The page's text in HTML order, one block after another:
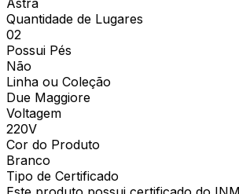
Quantidade de Lugares
02
Possui Pés
Não
Linha ou Coleção
Due Maggiore
Voltagem
220V
Cor do Produto
Branco
Tipo de Certificado